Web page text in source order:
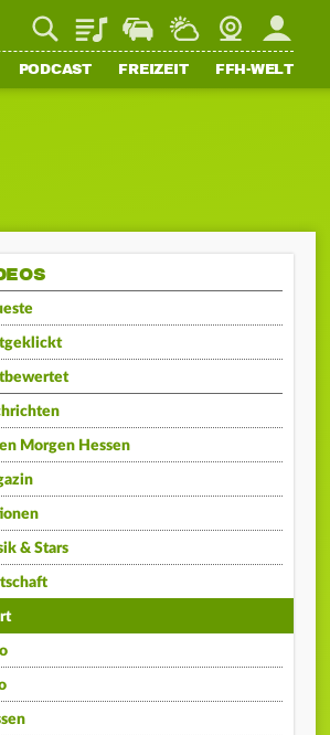
PlaylistStaupilotWetterWebcamMein FFH
PODCAST FREIZEIT FFH-WELT
Morgen Hessen
& Stars